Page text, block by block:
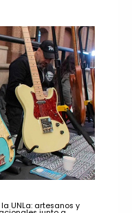
UNLa: artesanos y